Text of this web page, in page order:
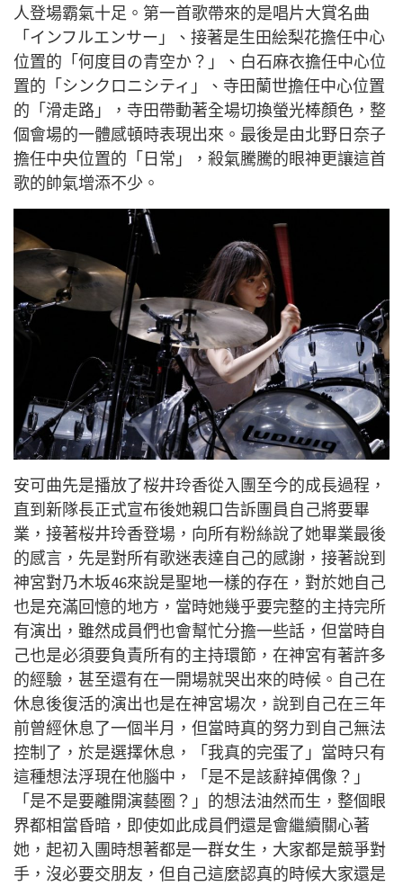
人登場霸氣十足。第一首歌帶來的是唱片大賞名曲
「インフルエンサー」、接著是生田絵梨花擔任中心
位置的「何度目の青空か？」、白石麻衣擔任中心位
置的「シンクロニシティ」、寺田蘭世擔任中心位置
的「滑走路」，寺田帶動著全場切換螢光棒顏色，整
個會場的一體感頓時表現出來。最後是由北野日奈子
擔任中央位置的「日常」，殺氣騰騰的眼神更讓這首
歌的帥氣增添不少。
安可曲先是播放了桜井玲香從入團至今的成長過程，
直到新隊長正式宣布後她親口告訴團員自己將要畢
業，接著桜井玲香登場，向所有粉絲說了她畢業最後
的感言，先是對所有歌迷表達自己的感謝，接著說到
神宮對乃木坂46來說是聖地一樣的存在，對於她自己
也是充滿回憶的地方，當時她幾乎要完整的主持完所
有演出，雖然成員們也會幫忙分擔一些話，但當時自
己也是必須要負責所有的主持環節，在神宮有著許多
的經驗，甚至還有在一開場就哭出來的時候。自己在
休息後復活的演出也是在神宮場次，說到自己在三年
前曾經休息了一個半月，但當時真的努力到自己無法
控制了，於是選擇休息，「我真的完蛋了」當時只有
這種想法浮現在他腦中，「是不是該辭掉偶像？」
「是不是要離開演藝圈？」的想法油然而生，整個眼
界都相當昏暗，即使如此成員們還是會繼續關心著
她，起初入團時想著都是一群女生，大家都是競爭對
手，沒必要交朋友，但自己這麼認真的時候大家還是